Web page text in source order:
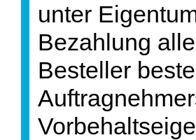
unter
Bezahlung
Besteller